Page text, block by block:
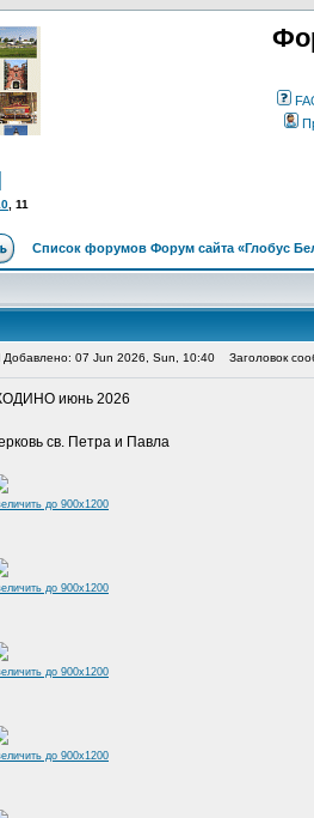
11
Список форумов Форум сайта «Глобус
Добавлено: 07 Jun 2026, Sun, 10:40 Заголовок
июнь 2026
св. Петра и Павла
до 900x1200
до 900x1200
до 900x1200
до 900x1200